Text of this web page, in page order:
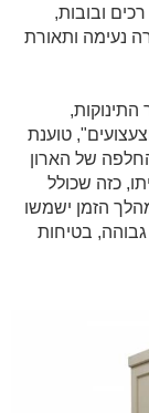
ובובות,
נעימה ותאורת
טוענת
של הארון
כזה שכולל
הזמן ישמשו
בטיחות